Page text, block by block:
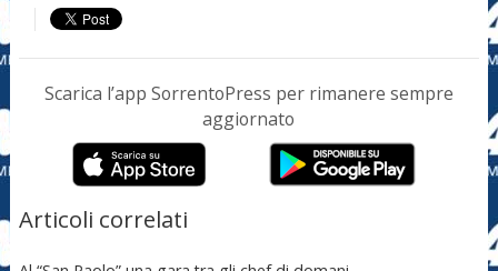
Scarica l’app SorrentoPress per rimanere sempre
aggiornato
Articoli correlati